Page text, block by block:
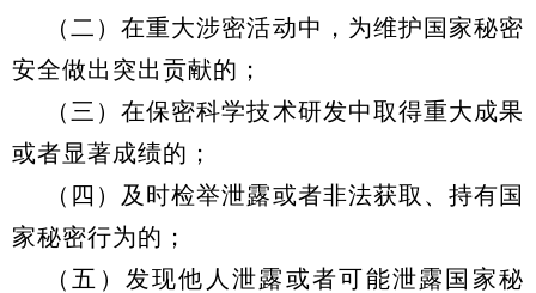
（二）在重大涉密活动中，为维护国家秘密
安全做出突出贡献的；
（三）在保密科学技术研发中取得重大成果
或者显著成绩的；
（四）及时检举泄露或者非法获取、持有国
家秘密行为的；
（五）发现他人泄露或者可能泄露国家秘